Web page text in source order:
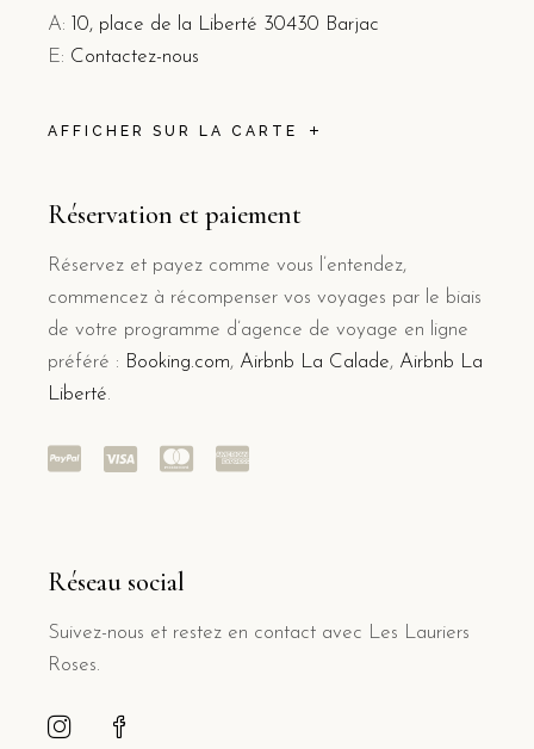
A:
10, place de la Liberté 30430 Barjac
E: Contactez-nous
AFFICHER SUR LA CARTE
Réservation et paiement
Réservez et payez comme vous l’entendez,
commencez à récompenser vos voyages par le biais
de votre programme d’agence de voyage en ligne
préféré : Booking.com, Airbnb La Calade, Airbnb La
Liberté.
Réseau social
Suivez-nous et restez en contact avec Les Lauriers
Roses.